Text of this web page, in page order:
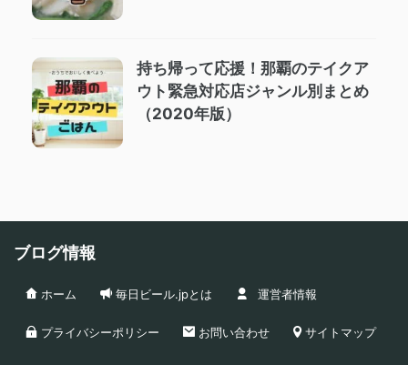
持ち帰って応援！那覇のテイクア
ウト緊急対応店ジャンル別まとめ
（2020年版）
ブログ情報
ホーム 毎日ビール.jpとは 運営者情報
プライバシーポリシー お問い合わせ サイトマップ